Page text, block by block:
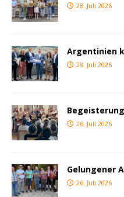
28. Juli 2026
Argentinien
28. Juli 2026
26. Juli 2026
Gelungener
26. Juli 2026